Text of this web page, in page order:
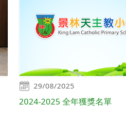
29/08/2025
2024-2025 全年獲獎名單